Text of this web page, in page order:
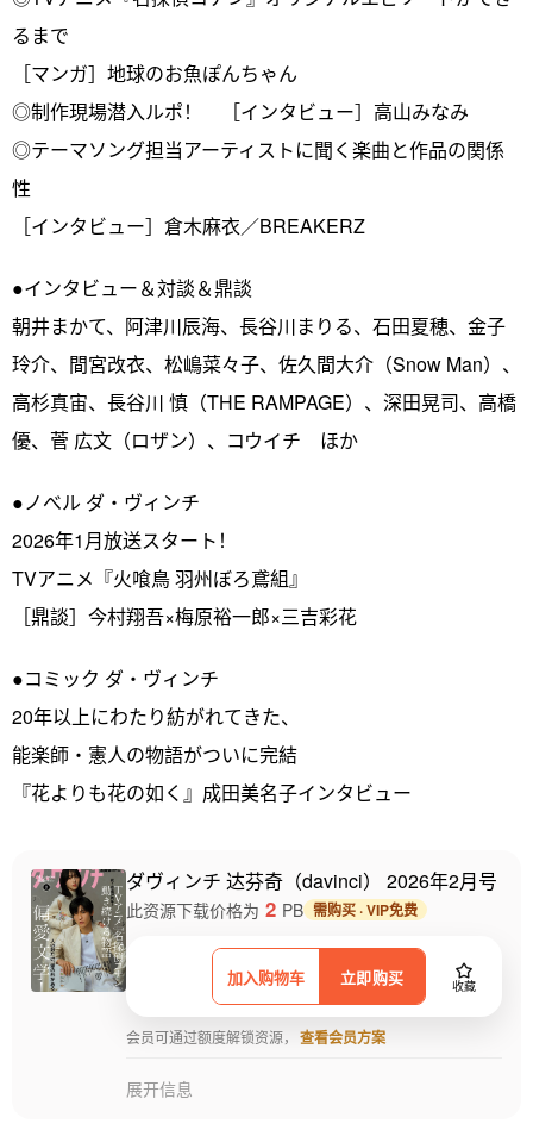
るまで
［マンガ］地球のお魚ぽんちゃん
◎制作現場潜入ルポ！ ［インタビュー］高山みなみ
◎テーマソング担当アーティストに聞く楽曲と作品の関係
性
［インタビュー］倉木麻衣／BREAKERZ
●インタビュー＆対談＆鼎談
朝井まかて、阿津川辰海、長谷川まりる、石田夏穂、金子
玲介、間宮改衣、松嶋菜々子、佐久間大介（Snow Man）、
高杉真宙、長谷川 慎（THE RAMPAGE）、深田晃司、高橋
優、菅 広文（ロザン）、コウイチ ほか
●ノべル ダ・ヴィンチ
2026年1月放送スタート！
TVアニメ『火喰鳥 羽州ぼろ鳶組』
［鼎談］今村翔吾×梅原裕一郎×三吉彩花
●コミック ダ・ヴィンチ
20年以上にわたり紡がれてきた、
能楽師・憲人の物語がついに完結
『花よりも花の如く』成田美名子インタビュー
ダヴィンチ 达芬奇（davinci） 2026年2月号
加入购物车 立即购买 收藏
此资源下载价格为 2 PB 需购买 · VIP免费
会员可通过额度解锁资源， 查看会员方案
展开信息